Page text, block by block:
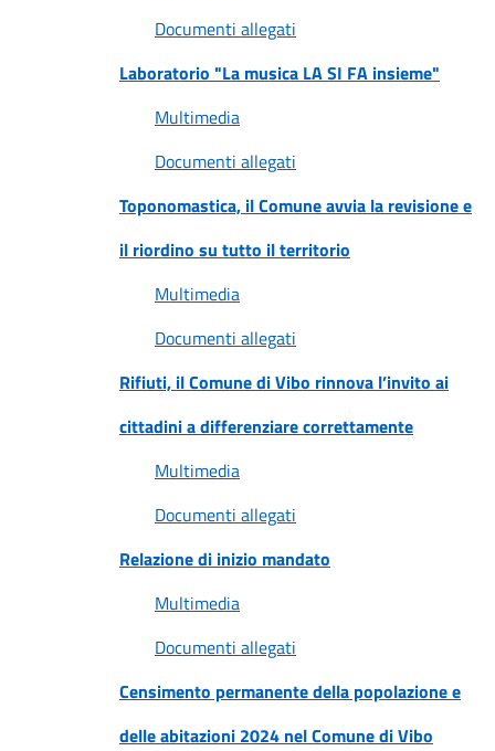
Documenti allegati
Laboratorio "La musica LA SI FA insieme"
Multimedia
Documenti allegati
Toponomastica, il Comune avvia la revisione e
il riordino su tutto il territorio
Multimedia
Documenti allegati
Rifiuti, il Comune di Vibo rinnova l’invito ai
cittadini a differenziare correttamente
Multimedia
Documenti allegati
Relazione di inizio mandato
Multimedia
Documenti allegati
Censimento permanente della popolazione e
delle abitazioni 2024 nel Comune di Vibo